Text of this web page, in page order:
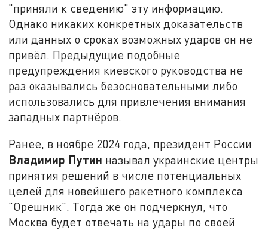
"приняли к сведению" эту информацию.
Однако никаких конкретных доказательств
или данных о сроках возможных ударов он не
привёл. Предыдущие подобные
предупреждения киевского руководства не
раз оказывались безосновательными либо
использовались для привлечения внимания
западных партнёров.
Ранее, в ноябре 2024 года, президент России
Владимир Путин называл украинские центры
принятия решений в числе потенциальных
целей для новейшего ракетного комплекса
"Орешник". Тогда же он подчеркнул, что
Москва будет отвечать на удары по своей